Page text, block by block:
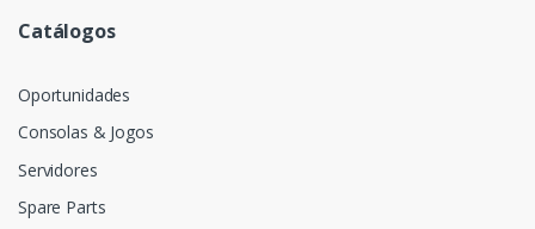
Catálogos
Oportunidades
Consolas & Jogos
Servidores
Spare Parts